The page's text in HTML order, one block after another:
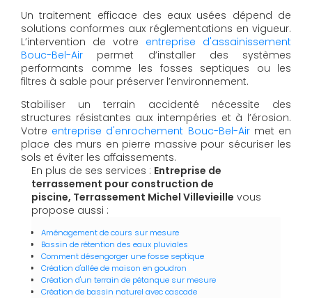
Un traitement efficace des eaux usées dépend de
solutions conformes aux réglementations en vigueur.
L’intervention de votre entreprise d'assainissement
Bouc-Bel-Air permet d’installer des systèmes
performants comme les fosses septiques ou les
filtres à sable pour préserver l’environnement.
Stabiliser un terrain accidenté nécessite des
structures résistantes aux intempéries et à l’érosion.
Votre entreprise d'enrochement Bouc-Bel-Airmet en
place des murs en pierre massive pour sécuriser les
sols et éviter les affaissements.
En plus de ses services : Entreprise de
terrassement pour construction de
piscine, Terrassement Michel Villevieille vous
propose aussi :
Aménagement de cours sur mesure
Bassin de rétention des eaux pluviales
Comment désengorger une fosse septique
Création d'allée de maison en goudron
Création d'un terrain de pétanque sur mesure
Création de bassin naturel avec cascade